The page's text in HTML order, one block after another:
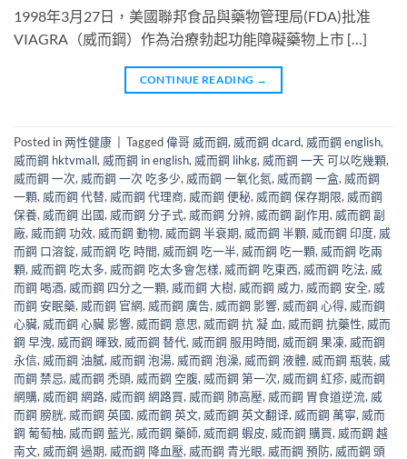
1998年3月27日，美國聯邦食品與藥物管理局(FDA)批准
VIAGRA（威而鋼）作為治療勃起功能障礙藥物上市 […]
CONTINUE READING →
Posted in两性健康 Tagged偉哥 威而鋼, 威而鋼 dcard, 威而鋼 english,
威而鋼 hktvmall, 威而鋼 in english, 威而鋼 lihkg, 威而鋼 一天 可以吃幾顆,
威而鋼 一次, 威而鋼 一次 吃多少, 威而鋼 一氧化氮, 威而鋼 一盒, 威而鋼
一顆, 威而鋼 代替, 威而鋼 代理商, 威而鋼 便秘, 威而鋼 保存期限, 威而鋼
保養, 威而鋼 出國, 威而鋼 分子式, 威而鋼 分辨, 威而鋼 副作用, 威而鋼 副
廠, 威而鋼 功效, 威而鋼 動物, 威而鋼 半衰期, 威而鋼 半顆, 威而鋼 印度, 威
而鋼 口溶錠, 威而鋼 吃 時間, 威而鋼 吃一半, 威而鋼 吃一顆, 威而鋼 吃兩
顆, 威而鋼 吃太多, 威而鋼 吃太多會怎樣, 威而鋼 吃東西, 威而鋼 吃法, 威
而鋼 喝酒, 威而鋼 四分之一顆, 威而鋼 大樹, 威而鋼 威力, 威而鋼 安全, 威
而鋼 安眠藥, 威而鋼 官網, 威而鋼 廣告, 威而鋼 影響, 威而鋼 心得, 威而鋼
心臟, 威而鋼 心臟 影響, 威而鋼 意思, 威而鋼 抗 凝 血, 威而鋼 抗藥性, 威而
鋼 早洩, 威而鋼 暉致, 威而鋼 替代, 威而鋼 服用時間, 威而鋼 果凍, 威而鋼
永信, 威而鋼 油膩, 威而鋼 泡湯, 威而鋼 泡澡, 威而鋼 液體, 威而鋼 瓶裝, 威
而鋼 禁忌, 威而鋼 禿頭, 威而鋼 空腹, 威而鋼 第一次, 威而鋼 紅疹, 威而鋼
網購, 威而鋼 網路, 威而鋼 網路買, 威而鋼 肺高壓, 威而鋼 胃食道逆流, 威
而鋼 膀胱, 威而鋼 英國, 威而鋼 英文, 威而鋼 英文翻译, 威而鋼 萬寧, 威而
鋼 葡萄柚, 威而鋼 藍光, 威而鋼 藥師, 威而鋼 蝦皮, 威而鋼 購買, 威而鋼 越
南文, 威而鋼 過期, 威而鋼 降血壓, 威而鋼 青光眼, 威而鋼 預防, 威而鋼 頭